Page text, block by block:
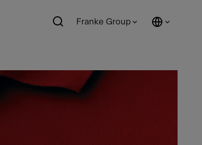
Franke Group